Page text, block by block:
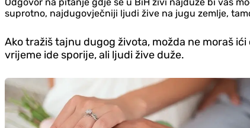
suprotno, najdugovječniji ljudi žive na jugu zemlje,
Ako tražiš tajnu dugog života, možda ne moraš
vrijeme ide sporije, ali ljudi žive duže.